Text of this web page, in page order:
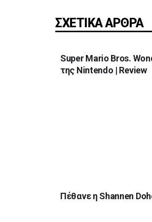
ΣΧΕΤΙΚΑ ΑΡΘΡΑ
Super Mario Bros.
της Nintendo | Review
Πέθανε η Shannen